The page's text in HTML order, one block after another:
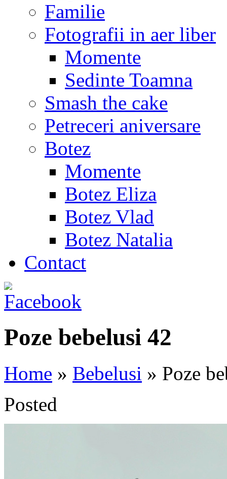
Familie
Fotografii in aer liber
Momente
Sedinte Toamna
Smash the cake
Petreceri aniversare
Botez
Momente
Botez Eliza
Botez Vlad
Botez Natalia
Contact
Poze bebelusi 42
Home » Bebelusi » Poze
Posted